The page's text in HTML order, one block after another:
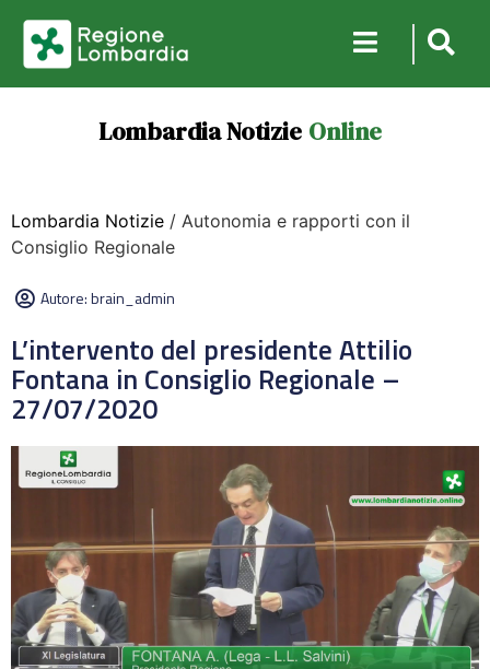
Lombardia Notizie Online
Lombardia Notizie / Autonomia e rapporti con il
Consiglio Regionale
Autore:brain_admin
L’intervento del presidente Attilio
Fontana in Consiglio Regionale –
27/07/2020